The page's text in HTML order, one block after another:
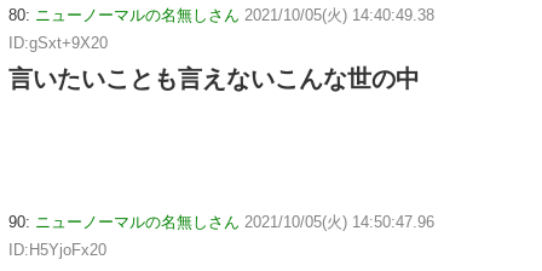
80: ニューノーマルの名無しさん 2021/10/05(火) 14:40:49.38
ID:gSxt+9X20
言いたいことも言えないこんな世の中
90: ニューノーマルの名無しさん 2021/10/05(火) 14:50:47.96
ID:H5YjoFx20